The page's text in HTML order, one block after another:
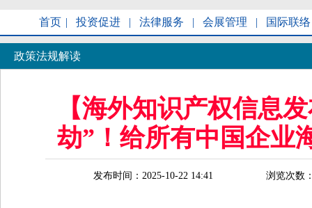
首页 | 投资促进 | 法律服务 | 会展管理 | 国际联络
政策法规解读
【海外知识产权信息
劫”！给所有中国企业
发布时间：2025-10-22 14:41 浏览次数